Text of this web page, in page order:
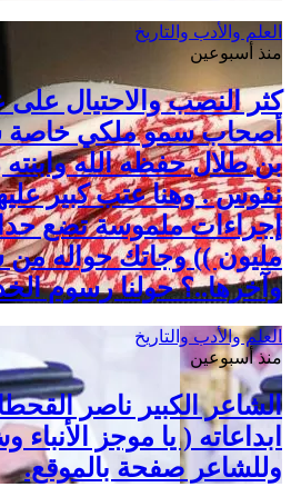
العلم والأدب والتاريخ
منذ أسبوعين
كثر النصب والاحتيال على
أصحاب سمو ملكي خاصة
بن طلال حفظه الله
نفوس . وهنا عتب كبير
إجراءات ملموسة تضع
مليون )) وجاتك حواله
وآخرها..؟ حولنا رسوم
العلم والأدب والتاريخ
منذ أسبوعين
الشاعر الكبير ناصر
ابداعاته ( يا موجز
وللشاعر صفحة بالموقع.